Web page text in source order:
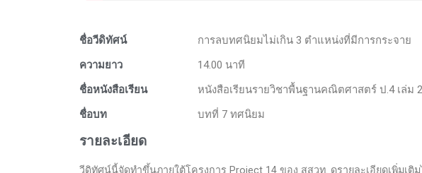
ชื่อวีดิทัศน์
การลบทศนิยมไม่เกิน 3 ตำแหน่งที่มีการกระจาย
ความยาว
14.00 นาที
ชื่อหนังสือเรียน
หนังสือเรียนรายวิชาพื้นฐานคณิตศาสตร์ ป.4 เล่ม 2
ชื่อบท
บทที่ 7 ทศนิยม
รายละเอียด
วีดิทัศน์นี้จัดทำขึ้นภายใต้โครงการ Project 14 ของ สสวท. ดูรายละเอียดเพิ่มเติ